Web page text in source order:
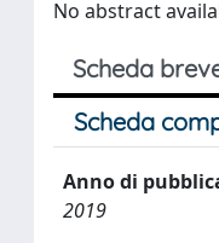
No abstract
Scheda
Scheda
Anno di
2019